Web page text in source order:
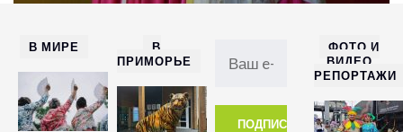
В МИРЕ
В
ПРИМОРЬЕ
ФОТО И
ВИДЕО
РЕПОРТАЖИ